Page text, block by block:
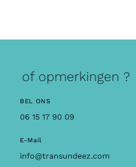
of opmerkingen ?
BEL ONS
06 15 17 90 09
E-Mail
info@transundeez.com